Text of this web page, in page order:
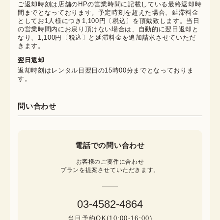
ご返却時刻は店舗のHPの営業時間に記載している最終返却時
間までとなっております。予定時刻を超えた場合、延滞料金
としてお1人様につき1,100円〔税込〕を頂戴致します。当日
の営業時間内にお戻り頂けない場合は、自動的に翌日返却と
なり、1,100円〔税込〕と延滞料金を追加請求させていただ
きます。
翌日返却
返却時刻はレンタル日翌日の15時00分までとなっておりま
す。
問い合わせ
電話での問い合わせ
お客様のご要件に合わせ
プランを提案させていただきます。
03-4582-4864
当日予約OK(10:00-16:00)